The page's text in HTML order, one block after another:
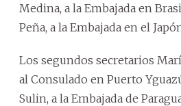
Medina, a la Embajada en
Peña, a la Embajada en el
Los segundos secretarios
al Consulado en Puerto
Sulin, a la Embajada de